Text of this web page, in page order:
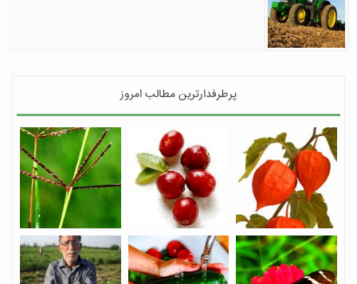
پرطرفدارترین مطالب امروز